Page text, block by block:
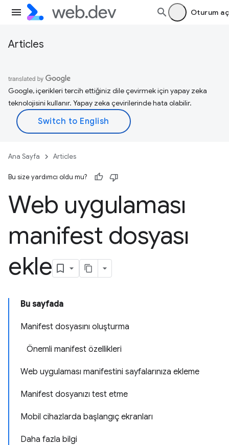
Oturum aç
Articles
Google, içerikleri tercih ettiğiniz dile çevirmek için yapay zeka
teknolojisini kullanır. Yapay zeka çevirilerinde hata olabilir.
Ana Sayfa Articles
Bu size yardımcı oldu mu?
Web uygulaması
manifest dosyası
ekle
Bu sayfada
Manifest dosyasını oluşturma
Önemli manifest özellikleri
Web uygulaması manifestini sayfalarınıza ekleme
Manifest dosyanızı test etme
Mobil cihazlarda başlangıç ekranları
Daha fazla bilgi